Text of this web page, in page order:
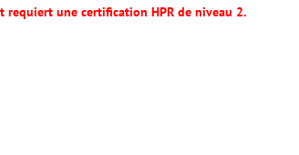
requiert une certification HPR de niveau 2.